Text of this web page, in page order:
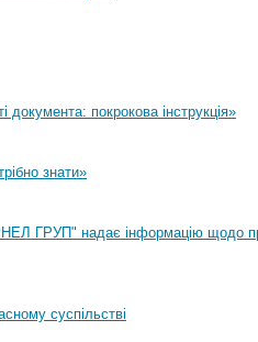
документа: покрокова інструкція»
знати»
надає інформацію щодо
суспільстві